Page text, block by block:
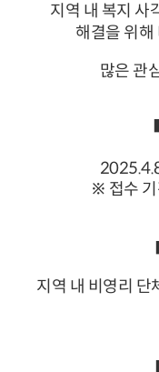
지역 내 복지 사
해결을 위해
많은 관
※ 접수 기
지역 내 비영리 단